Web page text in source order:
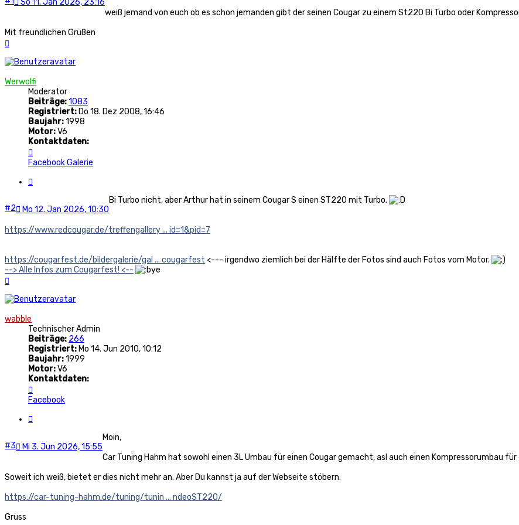
So 11. Jan 2026, 23:16
weiß jemand von euch ob es schon jemanden gibt der seinen Cougar zu einem St220 Bi Turbo oder
Mit freundlichen Grüßen
Werwolfi
Moderator
Beiträge:1083
Registriert: Do 18. Dez 2008, 16:46
Baujahr:1998
Motor:V6
Kontaktdaten:
von
FacebookGalerie
#2 Mo 12. Jan 2026, 10:30
Bi Turbo nicht, aber Arthur hat in seinem Cougar S einen ST220 mit Turbo.
https://www.redcougar.de/treffengallery ... id=1&pid=7
https://cougarfest.de/bildergalerie/gal ... cougarfest <--- irgendwo ziemlich bei der Hälfte der Fotos sind auch Fotos vom Motor.
--> Alle Infos zum Cougarfest! <--
wabble
Technischer Admin
Beiträge: 266
Registriert: Mo 14. Jun 2010, 10:12
Baujahr:1999
Motor:V6
Kontaktdaten:
von
Facebook
#3 Mi 3. Jun 2026, 15:55
Moin,
Car Tuning Hahm hat sowohl einen 3L Umbau für einen Cougar gemacht, asl auch einen Kompressorumbau für
Soweit ich weiß, bietet er dies nicht mehr an. Aber Du kannst ja auf der Webseite stöbern.
https://car-tuning-hahm.de/tuning/tunin ... ndeoST220/
Gruss